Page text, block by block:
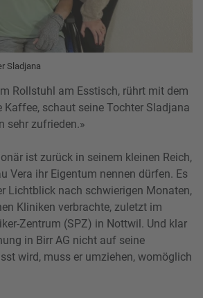
Sladjana
Rollstuhl am Esstisch, rührt mit dem
Kaffee, schaut seine Tochter Sladjana
sehr zufrieden.»
ist zurück in seinem kleinen Reich,
Vera ihr Eigentum nennen dürfen. Es
Lichtblick nach schwierigen Monaten,
Kliniken verbrachte, zuletzt im
Zentrum (SPZ) in Nottwil. Und klar
in Birr AG nicht auf seine
wird, muss er umziehen, womöglich